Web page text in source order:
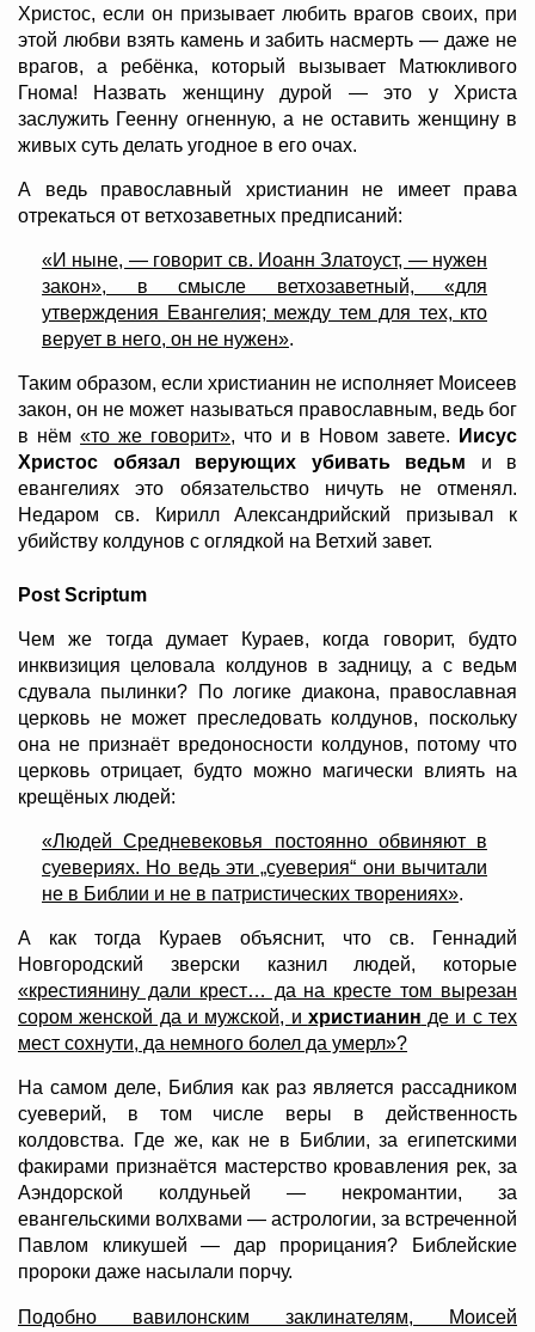
Христос, если он призывает любить врагов своих, при
этой любви взять камень и забить насмерть — даже не
врагов, а ребёнка, который вызывает Матюкливого
Гнома! Назвать женщину дурой — это у Христа
заслужить Геенну огненную, а не оставить женщину в
живых суть делать угодное в его очах.
А ведь православный христианин не имеет права
отрекаться от ветхозаветных предписаний:
«И ныне, — говорит св. Иоанн Златоуст, — нужен
закон», в смысле ветхозаветный, «для
утверждения Евангелия; между тем для тех, кто
верует в него, он не нужен».
Таким образом, если христианин не исполняет Моисеев
закон, он не может называться православным, ведь бог
в нём «то же говорит», что и в Новом завете.
Иисус
Христос обязал верующих убивать ведьм и в
евангелиях это обязательство ничуть не отменял.
Недаром св. Кирилл Александрийский призывал к
убийству колдунов с оглядкой на Ветхий завет.
Post Scriptum
Чем же тогда думает Кураев, когда говорит, будто
инквизиция целовала колдунов в задницу, а с ведьм
сдувала пылинки? По логике диакона, православная
церковь не может преследовать колдунов, поскольку
она не признаёт вредоносности колдунов, потому что
церковь отрицает, будто можно магически влиять на
крещёных людей:
«Людей Средневековья постоянно обвиняют в
суевериях. Но ведь эти „суеверия“ они вычитали
не в Библии и не в патристических творениях».
А как тогда Кураев объяснит, что св. Геннадий
Новгородский зверски казнил людей, которые
«крестиянину дали крест… да на кресте том вырезан
сором женской да и мужской, и христианин де и с тех
мест сохнути, да немного болел да умерл»?
На самом деле, Библия как раз является рассадником
суеверий, в том числе веры в действенность
колдовства. Где же, как не в Библии, за египетскими
факирами признаётся мастерство кровавления рек, за
Аэндорской колдуньей — некромантии, за
евангельскими волхвами — астрологии, за встреченной
Павлом кликушей — дар прорицания? Библейские
пророки даже насылали порчу.
Подобно вавилонским заклинателям, Моисей